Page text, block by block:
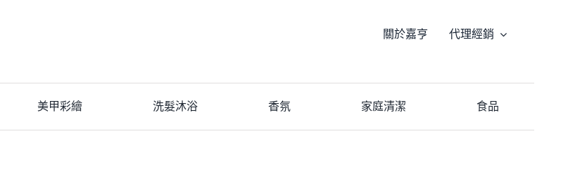
關於嘉亨 代理經銷
美甲彩繪 洗髮沐浴 香氛 家庭清潔 食品